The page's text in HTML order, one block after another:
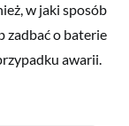
w jaki sposób
zadbać o baterie
awarii.